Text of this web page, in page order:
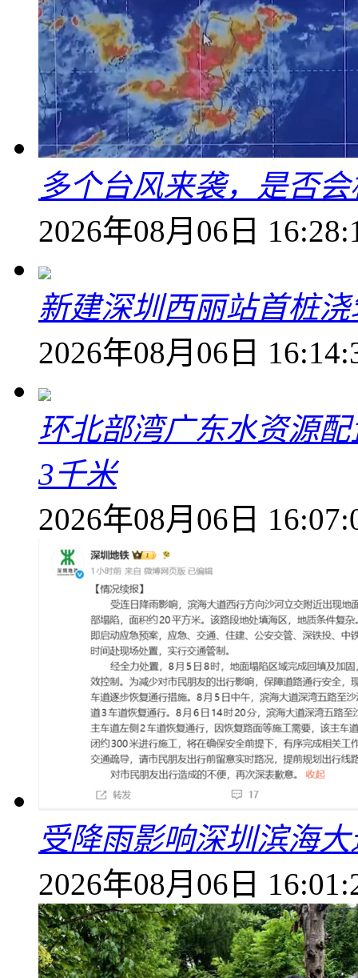
多个台风来袭，是否
2026年08月06日
新建深圳西丽站首桩
2026年08月06日
环北部湾广东水资源
3千米
2026年08月06日
受降雨影响深圳滨海
2026年08月06日